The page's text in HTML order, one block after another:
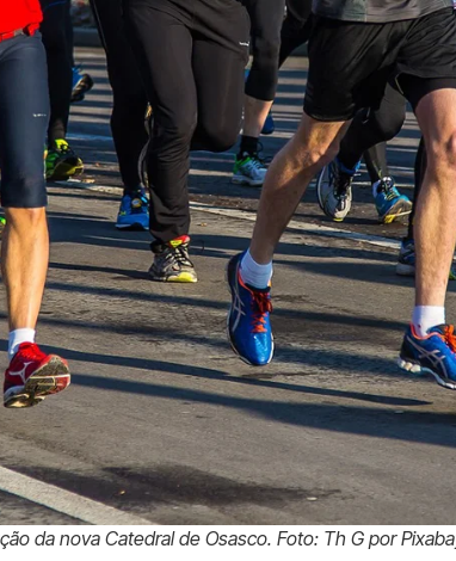
da nova Catedral de Osasco. Foto: Th G por